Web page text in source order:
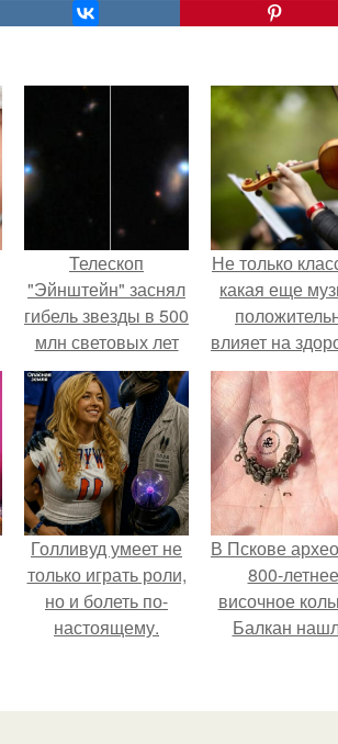
Телескоп
"Эйнштейн" заснял
гибель звезды в 500
млн световых лет
от земли.
Не только
какая еще
влияет на
Голливуд умеет не
только играть роли,
но и болеть по-
настоящему.
В Пскове
800-летнее
височное
Балкан